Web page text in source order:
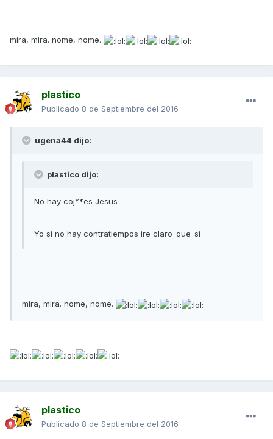
mira, mira. nome, nome.
plastico
Publicado 8 de Septiembre del 2016
ugena44 dijo:
plastico dijo:
No hay coj**es Jesus
Yo si no hay contratiempos ire claro_que_si
mira, mira. nome, nome.
plastico
Publicado 8 de Septiembre del 2016